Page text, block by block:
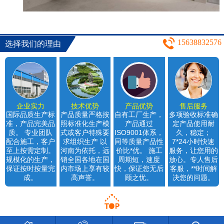
选择我们的理由 15638832576
企业实力
国际品质生产标
准，产品完美品
质。 专业团队
配合施工，客户
至上按需定制。
规模化的生产，
保证按时按量完
成。
技术优势
产品质量严格按
照标准化生产模
式或客户特殊要
求组织生产 以
河南为依托，远
销全国各地在国
内市场上享有较
高声誉。
产品优势
自有工厂生产，
产品通过
ISO9001体系，
同等质量产品性
价比*优。 施工
周期短，速度
快，保证您无后
顾之忧。
售后服务
多项验收标准确
定产品使用耐
久，稳定；
7*24小时快速
服务，让您用的
放心。专人售后
客服，**时间解
决您的问题。